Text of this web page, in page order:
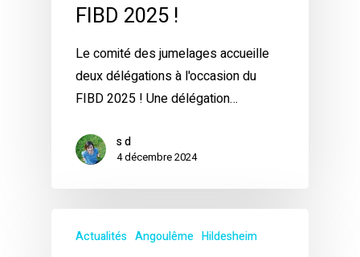
FIBD 2025 !
Le comité des jumelages accueille
deux délégations à l'occasion du
FIBD 2025 ! Une délégation…
s d
4 décembre 2024
Actualités Angoulême Hildesheim